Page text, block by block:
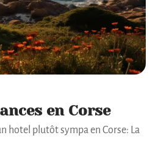
en Corse
hotel plutôt sympa en Corse: La